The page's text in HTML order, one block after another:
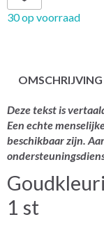
30 op voorraad
OMSCHRIJVING
Deze tekst is
Een echte
beschikbaar zijn.
1 st